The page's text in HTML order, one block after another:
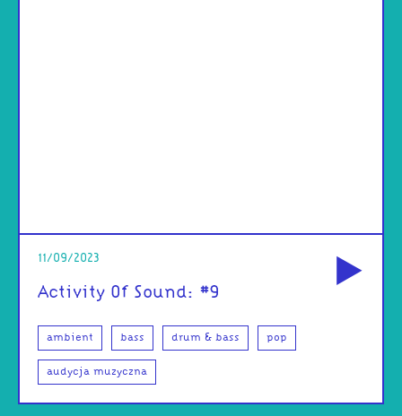
11/09/2023
Activity Of Sound: #9
ambient bass drum & bass pop
audycja muzyczna